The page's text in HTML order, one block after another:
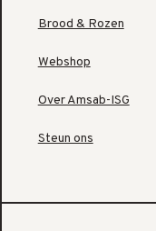
Brood & Rozen
Webshop
Over Amsab-ISG
Steun ons